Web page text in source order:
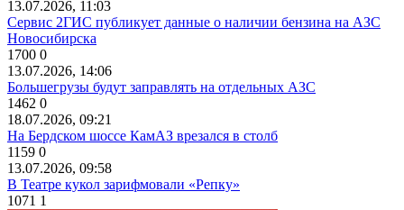
13.07.2026, 11:03
Сервис 2ГИС публикует данные о наличии бензина на АЗС
Новосибирска
1700 0
13.07.2026, 14:06
Большегрузы будут заправлять на отдельных АЗС
1462 0
18.07.2026, 09:21
На Бердском шоссе КамАЗ врезался в столб
1159 0
13.07.2026, 09:58
В Театре кукол зарифмовали «Репку»
1071 1